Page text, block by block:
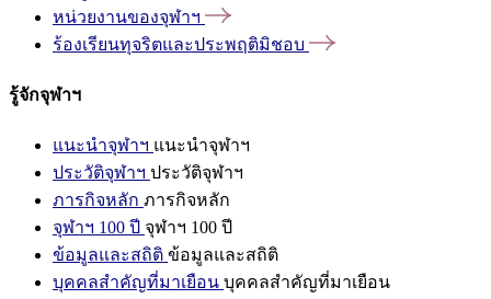
หน่วยงานของจุฬาฯ
ร้องเรียนทุจริตและประพฤติมิชอบ
รู้จักจุฬาฯ
แนะนำจุฬาฯ แนะนำจุฬาฯ
ประวัติจุฬาฯ ประวัติจุฬาฯ
ภารกิจหลัก ภารกิจหลัก
จุฬาฯ 100 ปี จุฬาฯ 100 ปี
ข้อมูลและสถิติ ข้อมูลและสถิติ
บุคคลสำคัญที่มาเยือน บุคคลสำคัญที่มาเยือน